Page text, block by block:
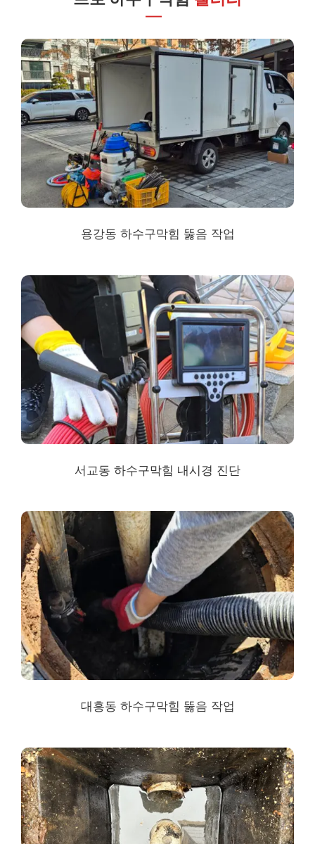
용강동 하수구막힘 뚫음 작업
서교동 하수구막힘 내시경 진단
대흥동 하수구막힘 뚫음 작업